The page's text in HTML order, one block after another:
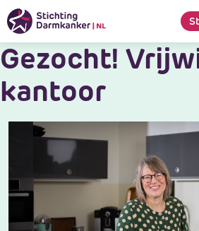
Gezocht!
kantoor